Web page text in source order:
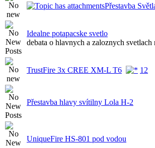
Přestavba
Idealne potapacske svetlo
debata o hlavnych a zaloznych svetlach
TrustFire 3x CREE XM-L T6 1 2
Přestavba hlavy svítilny Lola H-2
UniqueFire HS-801 pod vodou